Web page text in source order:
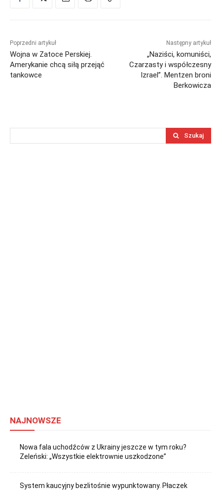
Poprzedni artykuł
Wojna w Zatoce Perskiej.
Amerykanie chcą siłą przejąć
tankowce
Następny artykuł
„Naziści, komuniści,
Czarzasty i współczesny
Izrael”. Mentzen broni
Berkowicza
Szukaj
NAJNOWSZE
Nowa fala uchodźców z Ukrainy jeszcze w tym roku?
Zeleński: „Wszystkie elektrownie uszkodzone”
System kaucyjny bezlitośnie wypunktowany. Płaczek